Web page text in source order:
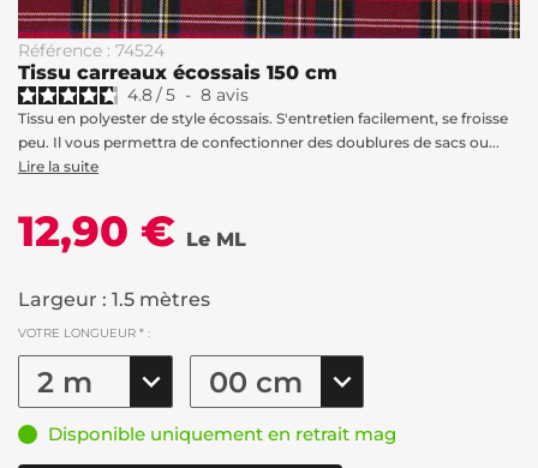
Référence : 74524
Tissu carreaux écossais 150 cm
4.8/5 - 8 avis
Tissu en polyester de style écossais. S'entretien facilement, se froisse
peu. Il vous permettra de confectionner des doublures de sacs ou...
Lire la suite
12,90 € Le ML
Largeur : 1.5 mètres
VOTRE LONGUEUR * :
Disponible uniquement en retrait mag